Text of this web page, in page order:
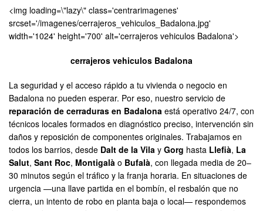
<img loading=\"lazy\" class='centrarimagenes'
srcset='/imagenes/cerrajeros_vehiculos_Badalona.jpg'
width='1024' height='700' alt='cerrajeros vehiculos Badalona'>
cerrajeros vehiculos Badalona
La seguridad y el acceso rápido a tu vivienda o negocio en
Badalona no pueden esperar. Por eso, nuestro servicio de
reparación de cerraduras en Badalona está operativo 24/7, con
técnicos locales formados en diagnóstico preciso, intervención sin
daños y reposición de componentes originales. Trabajamos en
todos los barrios, desde Dalt de la Vila y Gorg hasta Llefià, La
Salut, Sant Roc, Montigalà o Bufalà, con llegada media de 20–
30 minutos según el tráfico y la franja horaria. En situaciones de
urgencia —una llave partida en el bombín, el resbalón que no
cierra, un intento de robo en planta baja o local— respondemos